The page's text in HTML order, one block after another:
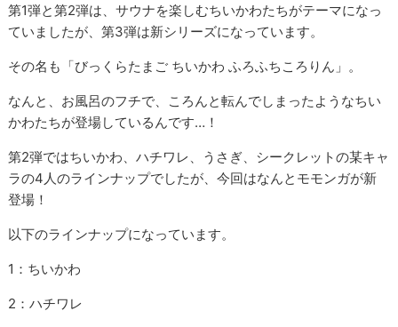
第1弾と第2弾は、サウナを楽しむちいかわたちがテーマになっ
ていましたが、第3弾は新シリーズになっています。
その名も「びっくらたまご ちいかわ ふろふちころりん」。
なんと、お風呂のフチで、ころんと転んでしまったようなちい
かわたちが登場しているんです…！
第2弾ではちいかわ、ハチワレ、うさぎ、シークレットの某キャ
ラの4人のラインナップでしたが、今回はなんとモモンガが新
登場！
以下のラインナップになっています。
1：ちいかわ
2：ハチワレ